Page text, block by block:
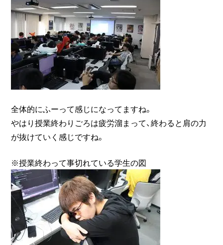
全体的にふーって感じになってますね。
やはり授業終わりごろは疲労溜まって、終わると肩の力
が抜けていく感じですね。
※授業終わって事切れている学生の図